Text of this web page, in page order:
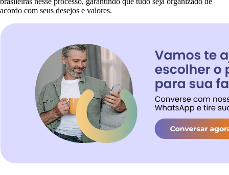
acordo com seus desejos e valores.